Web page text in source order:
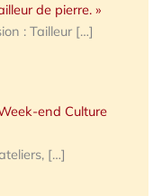
de pierre. »
: Tailleur […]
end Culture
[…]